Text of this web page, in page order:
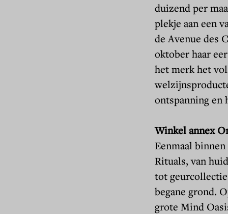
duizend per
plekje aan een
de Avenue des
oktober haar
het merk het
ontspanning en
Winkel annex
Eenmaal
Rituals, van
tot
begane grond.
grote Mind